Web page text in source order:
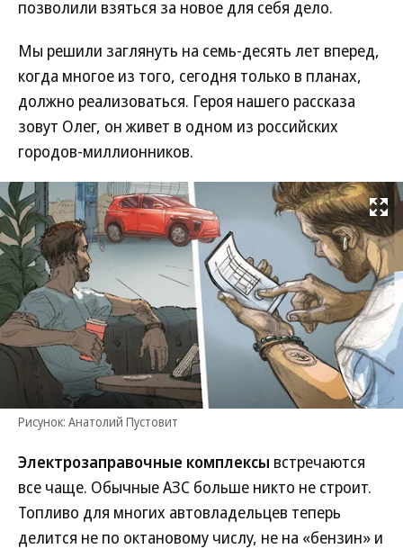
позволили взяться за новое для себя дело.
Мы решили заглянуть на семь-десять лет вперед,
когда многое из того, сегодня только в планах,
должно реализоваться. Героя нашего рассказа
зовут Олег, он живет в одном из российских
городов-миллионников.
Развернуть
Рисунок: Анатолий Пустовит
Электрозаправочные комплексы встречаются
все чаще. Обычные АЗС больше никто не строит.
Топливо для многих автовладельцев теперь
делится не по октановому числу, не на «бензин» и